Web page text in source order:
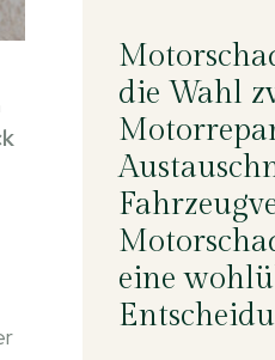
die Wahl
eine